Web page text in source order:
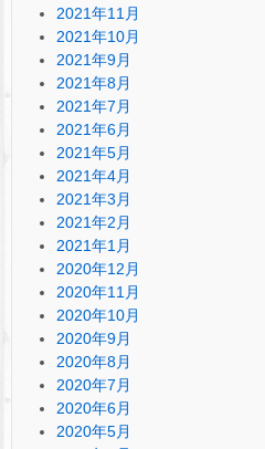
2021年11月
2021年10月
2021年9月
2021年8月
2021年7月
2021年6月
2021年5月
2021年4月
2021年3月
2021年2月
2021年1月
2020年12月
2020年11月
2020年10月
2020年9月
2020年8月
2020年7月
2020年6月
2020年5月